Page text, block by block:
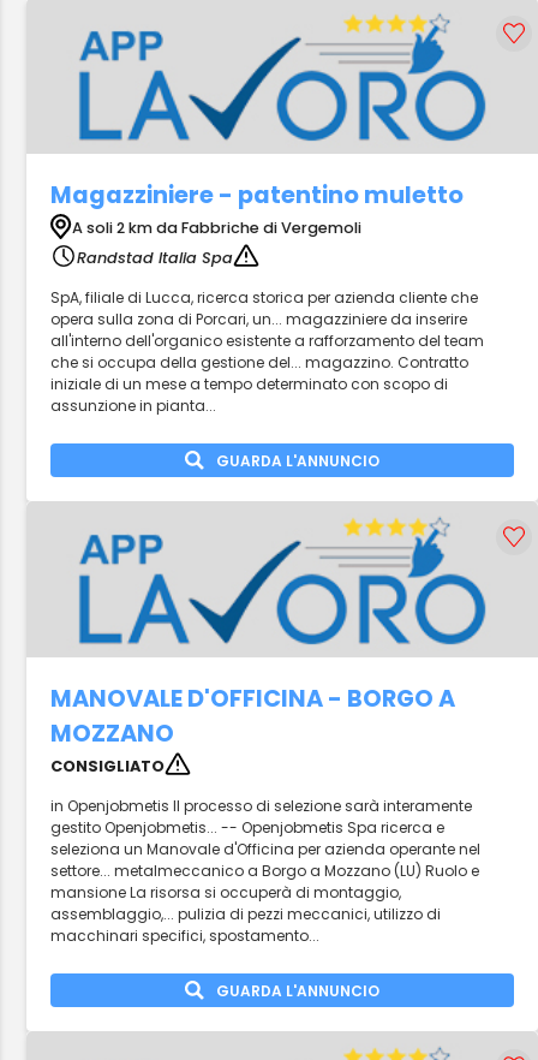
Magazziniere - patentino muletto
A soli 2 km da Fabbriche di Vergemoli
Randstad Italia Spa
SpA, filiale di Lucca, ricerca storica per azienda cliente che
opera sulla zona di Porcari, un... magazziniere da inserire
all'interno dell'organico esistente a rafforzamento del team
che si occupa della gestione del... magazzino. Contratto
iniziale di un mese a tempo determinato con scopo di
assunzione in pianta...
GUARDA L'ANNUNCIO
MANOVALE D'OFFICINA - BORGO A
MOZZANO
CONSIGLIATO
in Openjobmetis Il processo di selezione sarà interamente
gestito Openjobmetis... -- Openjobmetis Spa ricerca e
seleziona un Manovale d'Officina per azienda operante nel
settore... metalmeccanico a Borgo a Mozzano (LU) Ruolo e
mansione La risorsa si occuperà di montaggio,
assemblaggio,... pulizia di pezzi meccanici, utilizzo di
macchinari specifici, spostamento...
GUARDA L'ANNUNCIO